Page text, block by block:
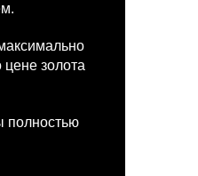
золота
полностью